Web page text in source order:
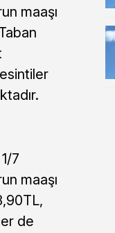
maaşı
7
maaşı
de